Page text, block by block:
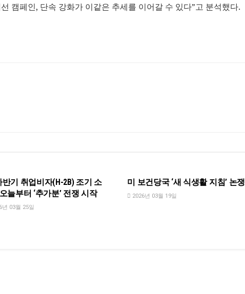
캠페인, 단속 강화가 이같은 추세를 이어갈 수 있다”고 분석했다.
반기 취업비자(H-2B) 조기 소
늘부터 ‘추가분’ 전쟁 시작
년 03월 25일
미 보건당국 ‘새 식생활 지침’ 논쟁
2026년 03월 19일